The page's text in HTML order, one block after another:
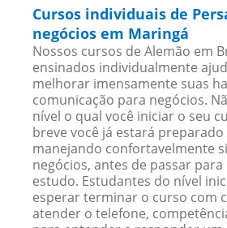
Cursos individuais de
negócios em Maringá
Nossos cursos de Alemão em
ensinados individualmente
melhorar imensamente suas
comunicação para negócios.
nível o qual você iniciar o seu
breve você já estará
manejando confortavelmente
negócios, antes de passar
estudo. Estudantes do nível
esperar terminar o curso com
atender o telefone,